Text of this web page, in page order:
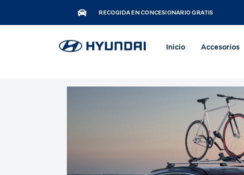
RECOGIDA EN CONCESIONARIO GRATIS
Inicio Accesorios